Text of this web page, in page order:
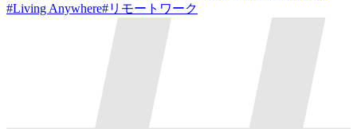
#Living Anywhere#リモートワーク